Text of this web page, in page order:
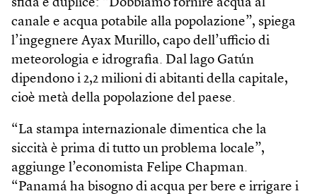
sfida è duplice: “Dobbiamo fornire acqua al
canale e acqua potabile alla popolazione”, spiega
l’ingegnere Ayax Murillo, capo dell’ufficio di
meteorologia e idrografia. Dal lago Gatún
dipendono i 2,2 milioni di abitanti della capitale,
cioè metà della popolazione del paese.
“La stampa internazionale dimentica che la
siccità è prima di tutto un problema locale”,
aggiunge l’economista Felipe Chapman.
“Panamá ha bisogno di acqua per bere e irrigare i